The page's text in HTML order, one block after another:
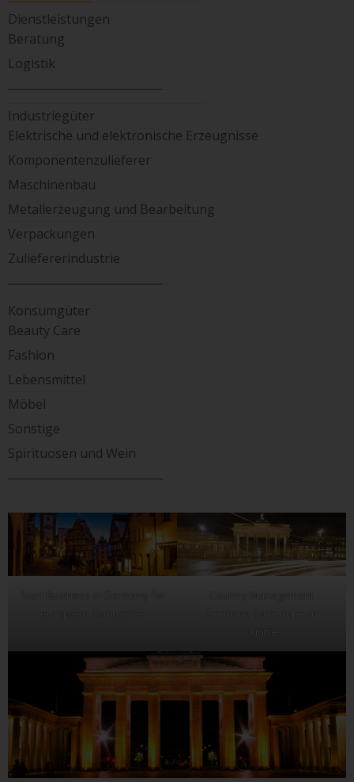
Dienstleistungen
Beratung
Logistik
Industriegüter
Elektrische und elektronische Erzeugnisse
Komponentenzulieferer
Maschinenbau
Metallerzeugung und Bearbeitung
Verpackungen
Zuliefererindustrie
Konsumgüter
Beauty Care
Fashion
Lebensmittel
Möbel
Sonstige
Spirituosen und Wein